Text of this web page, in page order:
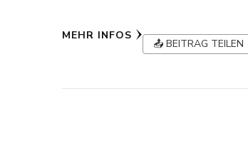
MEHR INFOS
📤 BEITRAG TEILEN